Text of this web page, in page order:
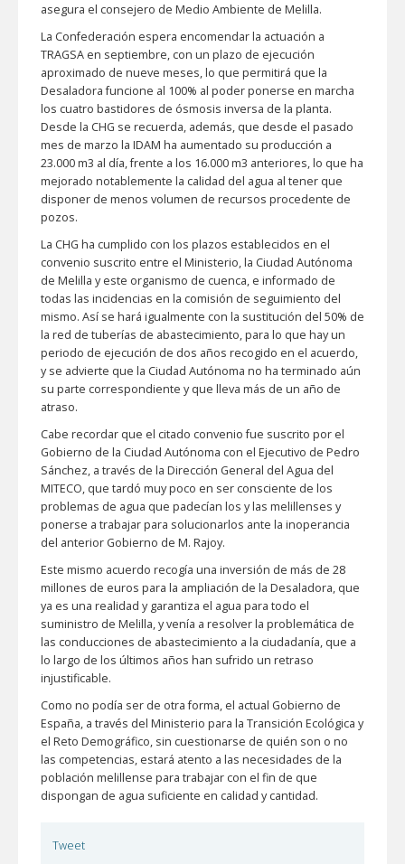
asegura el consejero de Medio Ambiente de Melilla.
La Confederación espera encomendar la actuación a
TRAGSA en septiembre, con un plazo de ejecución
aproximado de nueve meses, lo que permitirá que la
Desaladora funcione al 100% al poder ponerse en marcha
los cuatro bastidores de ósmosis inversa de la planta.
Desde la CHG se recuerda, además, que desde el pasado
mes de marzo la IDAM ha aumentado su producción a
23.000 m3 al día, frente a los 16.000 m3 anteriores, lo que ha
mejorado notablemente la calidad del agua al tener que
disponer de menos volumen de recursos procedente de
pozos.
La CHG ha cumplido con los plazos establecidos en el
convenio suscrito entre el Ministerio, la Ciudad Autónoma
de Melilla y este organismo de cuenca, e informado de
todas las incidencias en la comisión de seguimiento del
mismo. Así se hará igualmente con la sustitución del 50% de
la red de tuberías de abastecimiento, para lo que hay un
periodo de ejecución de dos años recogido en el acuerdo,
y se advierte que la Ciudad Autónoma no ha terminado aún
su parte correspondiente y que lleva más de un año de
atraso.
Cabe recordar que el citado convenio fue suscrito por el
Gobierno de la Ciudad Autónoma con el Ejecutivo de Pedro
Sánchez, a través de la Dirección General del Agua del
MITECO, que tardó muy poco en ser consciente de los
problemas de agua que padecían los y las melillenses y
ponerse a trabajar para solucionarlos ante la inoperancia
del anterior Gobierno de M. Rajoy.
Este mismo acuerdo recogía una inversión de más de 28
millones de euros para la ampliación de la Desaladora, que
ya es una realidad y garantiza el agua para todo el
suministro de Melilla, y venía a resolver la problemática de
las conducciones de abastecimiento a la ciudadanía, que a
lo largo de los últimos años han sufrido un retraso
injustificable.
Como no podía ser de otra forma, el actual Gobierno de
España, a través del Ministerio para la Transición Ecológica y
el Reto Demográfico, sin cuestionarse de quién son o no
las competencias, estará atento a las necesidades de la
población melillense para trabajar con el fin de que
dispongan de agua suficiente en calidad y cantidad.
Tweet